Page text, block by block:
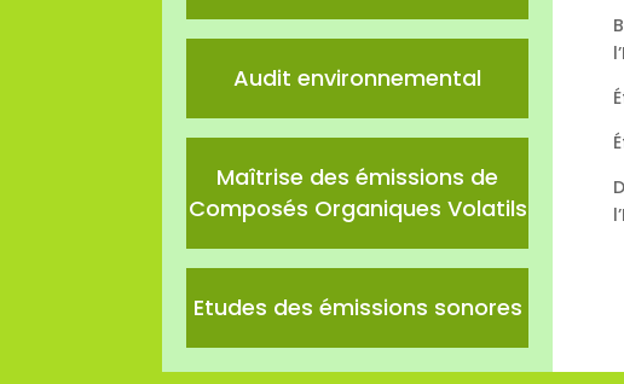
Audit environnemental
Maîtrise des émissions de
Composés Organiques Volatils
Etudes des émissions sonores